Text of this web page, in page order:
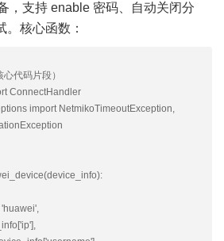
，支持 enable 密码、自动关闭分
核心函数：
代码片段）
ConnectHandler
import NetmikoTimeoutException,